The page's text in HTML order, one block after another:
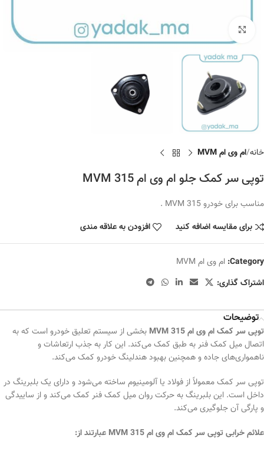
برای بزرگنمایی کلیک کنید
خانه ام وی ام MVM
توپی سر کمک جلو ام وی ام MVM 315
مناسب برای خودرو MVM 315 .
برای مقایسه اضافه کنید
افزودن به علاقه مندی
Category: ام وی ام MVM
اشتراک گذاری:
توضیحات
توپی سر کمک ام وی ام MVM 315
بخشی از سیستم تعلیق خودرو است که به
اتصال میل کمک فنر به طبق کمک می‌کند. این کار به جذب ارتعاشات و
ناهمواری‌های جاده و همچنین بهبود هندلینگ خودرو کمک می‌کند.
توپی سر کمک معمولاً از فولاد یا آلومینیوم ساخته می‌شود و دارای یک بلبرینگ در
داخل است. این بلبرینگ به حرکت روان میل کمک فنر کمک می‌کند و از ساییدگی
و پارگی آن جلوگیری می‌کند.
علائم خرابی توپی سر کمک ام وی ام MVM 315 عبارتند از: